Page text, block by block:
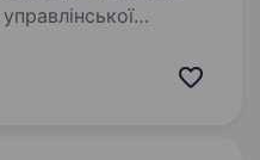
розвиток і